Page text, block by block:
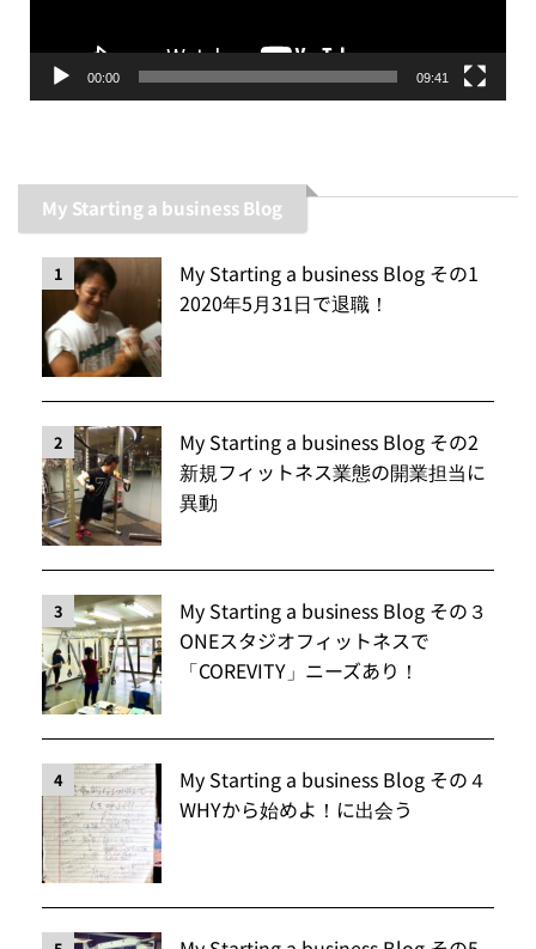
00:00 09:41
My Starting a business Blog
1
My Starting a business Blog その1
2020年5月31日で退職！
2
My Starting a business Blog その2
新規フィットネス業態の開業担当に
異動
3
My Starting a business Blog その３
ONEスタジオフィットネスで
「COREVITY」ニーズあり！
4
My Starting a business Blog その４
WHYから始めよ！に出会う